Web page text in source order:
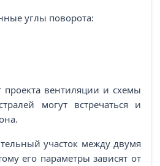
углы поворота:
проекта вентиляции и схемы
могут встречаться и
участок между двумя
его параметры зависят от